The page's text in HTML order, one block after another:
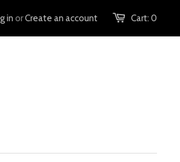
Cart: 0
in orCreate an account